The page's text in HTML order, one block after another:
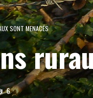
SONT MENACÉS
6